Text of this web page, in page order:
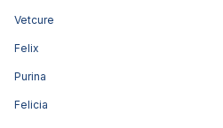
Vetcure
Felix
Purina
Felicia